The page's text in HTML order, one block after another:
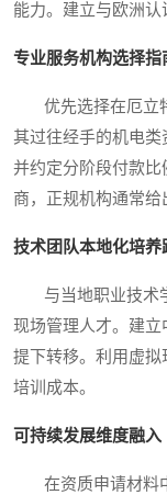
能力。建立与欧洲认
专业服务机构选择指
优先选择在厄立特
其过往经手的机电类
并约定分阶段付款
商，正规机构通常给
技术团队本地化培养
与当地职业技术学
现场管理人才。建
提下转移。利用虚
培训成本。
可持续发展维度融入
在资质申请材料中